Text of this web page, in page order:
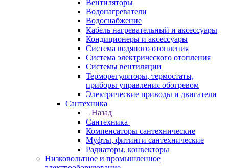
Вентиляторы
Водонагреватели
Водоснабжение
Кабель нагревательный и аксессуары
Кондиционеры и аксессуары
Система водяного отопления
Система электрического отопления
Системы вентиляции
Терморегуляторы, термостаты,
приборы управления обогревом
Электрические приводы и двигатели
Сантехника
Назад
Сантехника
Компенсаторы сантехнические
Муфты, фитинги сантехнические
Радиаторы, конвекторы
Низковольтное и промышленное